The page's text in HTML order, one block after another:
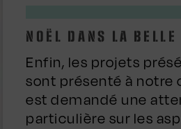
NOËL DANS LA
Enfin, les projets
sont présenté à notre
est demandé une
particulière sur les